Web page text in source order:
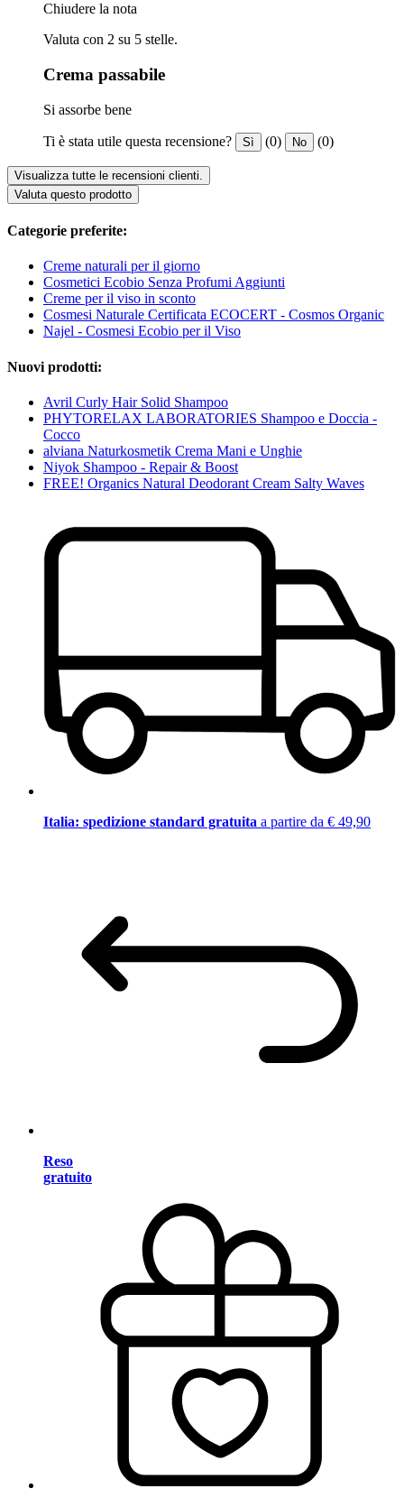
Chiudere la nota
Valuta con 2 su 5 stelle.
Crema passabile
Si assorbe bene
Ti è stata utile questa recensione? Sì (0) No (0)
Visualizza tutte le recensioni clienti.
Valuta questo prodotto
Categorie preferite:
Creme naturali per il giorno
Cosmetici Ecobio Senza Profumi Aggiunti
Creme per il viso in sconto
Cosmesi Naturale Certificata ECOCERT - Cosmos Organic
Najel - Cosmesi Ecobio per il Viso
Nuovi prodotti:
Avril Curly Hair Solid Shampoo
PHYTORELAX LABORATORIES Shampoo e Doccia -
Cocco
alviana Naturkosmetik Crema Mani e Unghie
Niyok Shampoo - Repair & Boost
FREE! Organics Natural Deodorant Cream Salty Waves
Italia: spedizione standard gratuita a partire da € 49,90
Reso
gratuito